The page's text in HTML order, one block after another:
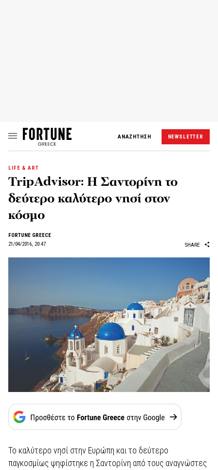
ΑΝΑΖΗΤΗΣΗ NEWSLETTER
LIFE & ART
TripAdvisor: Η Σαντορίνη το
δεύτερο καλύτερο νησί στον
κόσμο
FORTUNE GREECE
21/04/2016, 20:47
SHARE
Το καλύτερο νησί στην Ευρώπη και το δεύτερο
παγκοσμίως ψηφίστηκε η Σαντορίνη από τους αναγνώστες